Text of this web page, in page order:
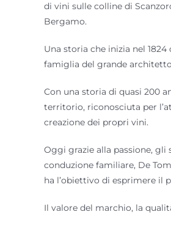
di vini sulle colline di
Bergamo.
Una storia che inizia nel
famiglia del grande
Con una storia di quasi 200
territorio, riconosciuta per
creazione dei propri vini.
Oggi grazie alla passione, gli
conduzione familiare, De
ha l’obiettivo di esprimere il
Il valore del marchio, la